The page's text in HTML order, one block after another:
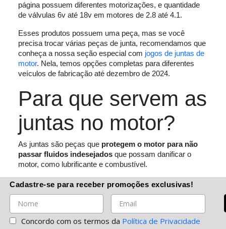
página possuem diferentes motorizações, e quantidade
de válvulas 6v até 18v em motores de 2.8 até 4.1.
Esses produtos possuem uma peça, mas se você
precisa trocar várias peças de junta, recomendamos que
conheça a nossa seção especial com jogos de juntas de
motor. Nela, temos opções completas para diferentes
veículos de fabricação até dezembro de 2024.
Para que servem as
juntas no motor?
As juntas são peças que protegem o motor para não
passar fluidos indesejados que possam danificar o
motor, como lubrificante e combustível.
Onde comprar
juntas automotivas?
Cadastre-se para receber promoções exclusivas!
Concordo com os termos da Política de Privacidade